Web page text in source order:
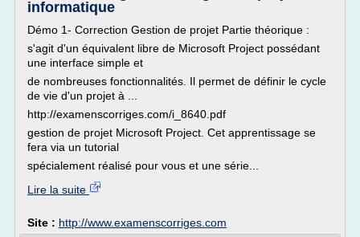
informatique
Démo 1- Correction Gestion de projet Partie théorique :
s'agit d'un équivalent libre de Microsoft Project possédant
une interface simple et
de nombreuses fonctionnalités. Il permet de définir le cycle
de vie d'un projet à ...
http://examenscorriges.com/i_8640.pdf
gestion de projet Microsoft Project. Cet apprentissage se
fera via un tutorial
spécialement réalisé pour vous et une série...
Lire la suite
Site : http://www.examenscorriges.com